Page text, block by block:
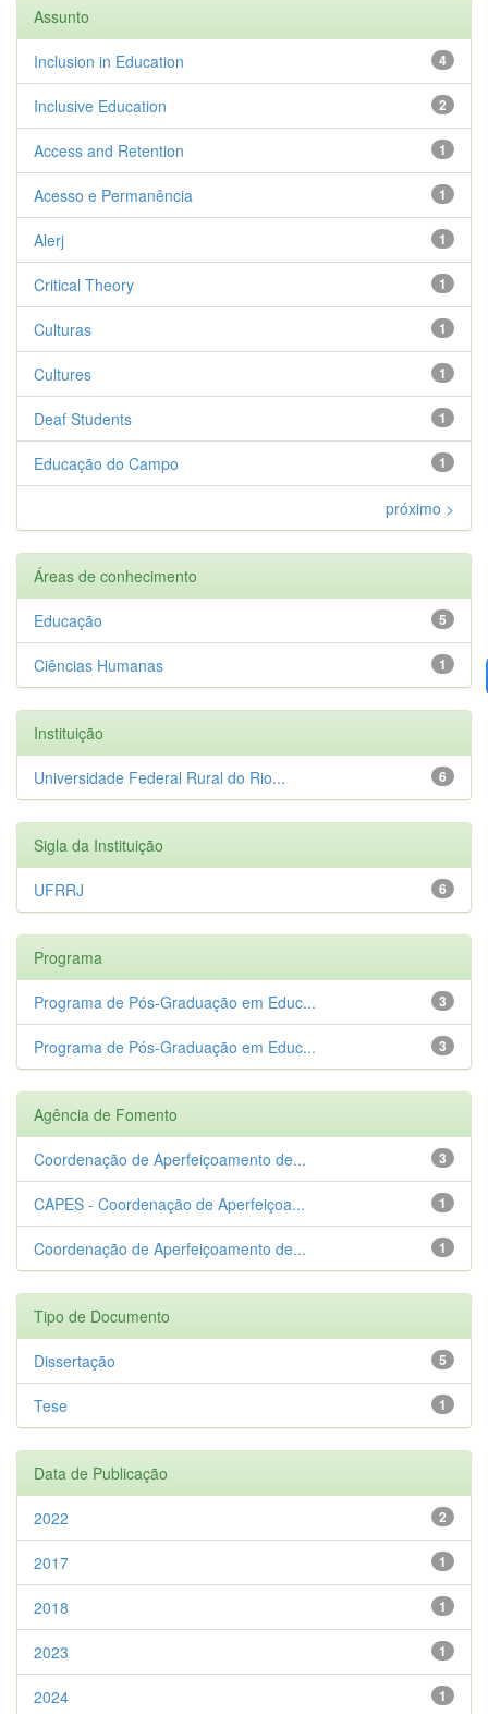
Assunto
4
Inclusion in Education
2
Inclusive Education
1
Access and Retention
1
Acesso e Permanência
1
Alerj
1
Critical Theory
1
Culturas
1
Cultures
1
Deaf Students
1
Educação do Campo
próximo >
Áreas de conhecimento
5
Educação
1
Ciências Humanas
Instituição
6
Universidade Federal Rural do Rio...
Sigla da Instituição
6
UFRRJ
Programa
3
Programa de Pós-Graduação em Educ...
3
Programa de Pós-Graduação em Educ...
Agência de Fomento
3
Coordenação de Aperfeiçoamento de...
1
CAPES - Coordenação de Aperfeiçoa...
1
Coordenação de Aperfeiçoamento de...
Tipo de Documento
5
Dissertação
1
Tese
Data de Publicação
2
2022
1
2017
1
2018
1
2023
1
2024